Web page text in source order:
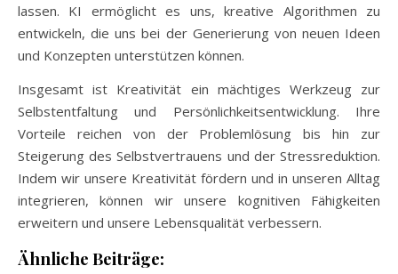
lassen. KI ermöglicht es uns, kreative Algorithmen zu
entwickeln, die uns bei der Generierung von neuen Ideen
und Konzepten unterstützen können.
Insgesamt ist Kreativität ein mächtiges Werkzeug zur
Selbstentfaltung und Persönlichkeitsentwicklung. Ihre
Vorteile reichen von der Problemlösung bis hin zur
Steigerung des Selbstvertrauens und der Stressreduktion.
Indem wir unsere Kreativität fördern und in unseren Alltag
integrieren, können wir unsere kognitiven Fähigkeiten
erweitern und unsere Lebensqualität verbessern.
Ähnliche Beiträge: